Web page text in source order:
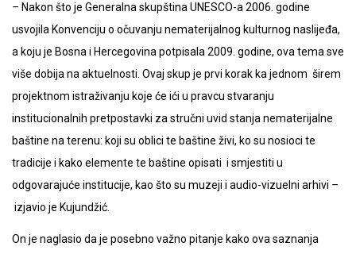
– Nakon što je Generalna skupština UNESCO-a 2006. godine
usvojila Konvenciju o očuvanju nematerijalnog kulturnog naslijeđa,
a koju je Bosna i Hercegovina potpisala 2009. godine, ova tema sve
više dobija na aktuelnosti. Ovaj skup je prvi korak ka jednom širem
projektnom istraživanju koje će ići u pravcu stvaranju
institucionalnih pretpostavki za stručni uvid stanja nematerijalne
baštine na terenu: koji su oblici te baštine živi, ko su nosioci te
tradicije i kako elemente te baštine opisati i smjestiti u
odgovarajuće institucije, kao što su muzeji i audio-vizuelni arhivi –
izjavio je Kujundžić.
On je naglasio da je posebno važno pitanje kako ova saznanja